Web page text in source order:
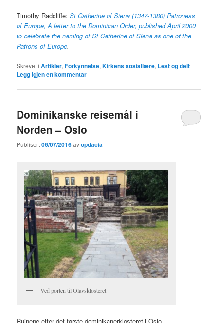
Timothy Radcliffe:St Catherine of Siena (1347-1380) Patroness
of Europe,A letter to the Dominican Order, published April 2000
to celebrate the naming of St Catherine of Siena as one of the
Patrons of Europe.
Skrevet i Artikler,Forkynnelse,Kirkens sosiallære, Lest og delt |
Legg igjen en kommentar
Dominikanske reisemål i
Norden – Oslo
Publisert06/07/2016avopdacia
Ved porten til Olavsklosteret
Ruinene etter det første dominikanerklosteret i Oslo –